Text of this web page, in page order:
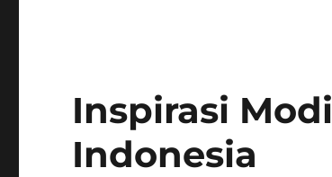
Inspirasi
Indonesia